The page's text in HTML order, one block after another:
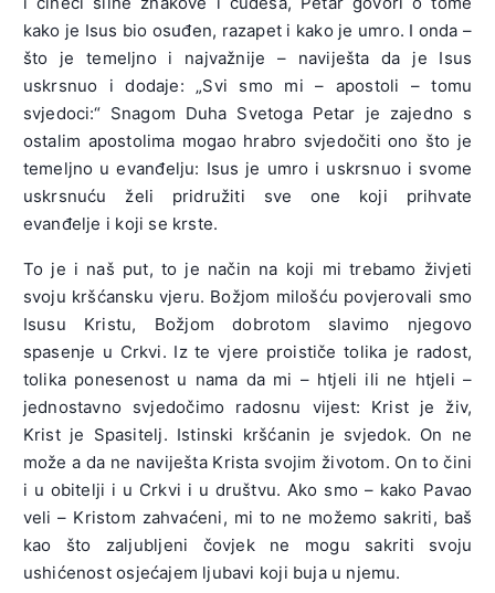
kako je Isus bio osuđen, razapet i kako je umro. I onda –
što je temeljno i najvažnije – naviješta da je Isus
uskrsnuo i dodaje: „Svi smo mi – apostoli – tomu
svjedoci:“ Snagom Duha Svetoga Petar je zajedno s
ostalim apostolima mogao hrabro svjedočiti ono što je
temeljno u evanđelju: Isus je umro i uskrsnuo i svome
uskrsnuću želi pridružiti sve one koji prihvate
evanđelje i koji se krste.
To je i naš put, to je način na koji mi trebamo živjeti
svoju kršćansku vjeru. Božjom milošću povjerovali smo
Isusu Kristu, Božjom dobrotom slavimo njegovo
spasenje u Crkvi. Iz te vjere proističe tolika je radost,
tolika ponesenost u nama da mi – htjeli ili ne htjeli –
jednostavno svjedočimo radosnu vijest: Krist je živ,
Krist je Spasitelj. Istinski kršćanin je svjedok. On ne
može a da ne naviješta Krista svojim životom. On to čini
i u obitelji i u Crkvi i u društvu. Ako smo – kako Pavao
veli – Kristom zahvaćeni, mi to ne možemo sakriti, baš
kao što zaljubljeni čovjek ne mogu sakriti svoju
ushićenost osjećajem ljubavi koji buja u njemu.